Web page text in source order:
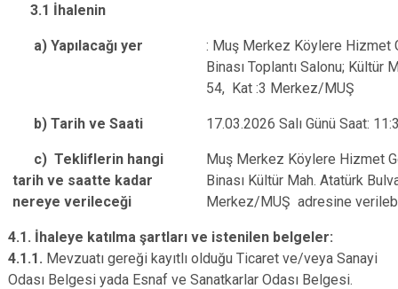
3.1 İhalenin
a) Yapılacağı yer
: Muş Merkez Köylere Hizmet
Binası Toplantı Salonu; Kültür
54, Kat :3 Merkez/MUŞ
b) Tarih ve Saati 17.03.2026 Salı Günü Saat:
c) Tekliflerin hangi
tarih ve saatte kadar
nereye verileceği
Muş Merkez Köylere Hizmet
Binası Kültür Mah. Atatürk
Merkez/MUŞ adresine
4.1. İhaleye katılma şartları ve istenilen belgeler:
4.1.1. Mevzuatı gereği kayıtlı olduğu Ticaret ve/veya Sanayi
Odası Belgesi yada Esnaf ve Sanatkarlar Odası Belgesi.